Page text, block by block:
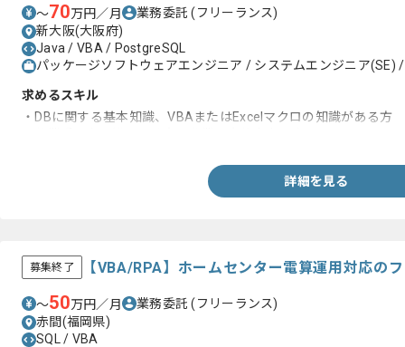
〜70万円／月 業務委託(フリーランス)
新大阪(大阪府)
Java / VBA / PostgreSQL
パッケージソフトウェアエンジニア / システムエンジニア(SE)
求めるスキル
・DBに関する基本知識、VBAまたはExcelマクロの知識がある方
詳細を見る
募集終了 【VBA/RPA】ホームセンター電算運用対応の
〜50万円／月 業務委託(フリーランス)
赤間(福岡県)
SQL / VBA